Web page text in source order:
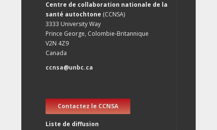
Centre de collaboration nationale de la
santé autochtone (CCNSA)
3333 University Way
Prince George, Colombie-Britannique
V2N 4Z9
Canada
ccnsa@unbc.ca
Contactez le CCNSA
Liste de diffusion